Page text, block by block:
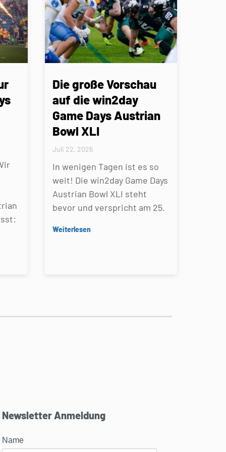
Die große Vorschau
auf die win2day
Game Days Austrian
Bowl XLI
Juli 22, 2026
In wenigen Tagen ist es so
weit! Die win2day Game Days
Austrian Bowl XLI steht
bevor und verspricht am 25.
Weiterlesen
Newsletter Anmeldung
Name